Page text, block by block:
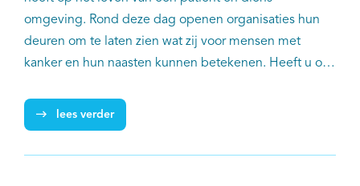
omgeving. Rond deze dag openen organisaties hun
deuren om te laten zien wat zij voor mensen met
kanker en hun naasten kunnen betekenen. Heeft u ook
aan!
lees verder